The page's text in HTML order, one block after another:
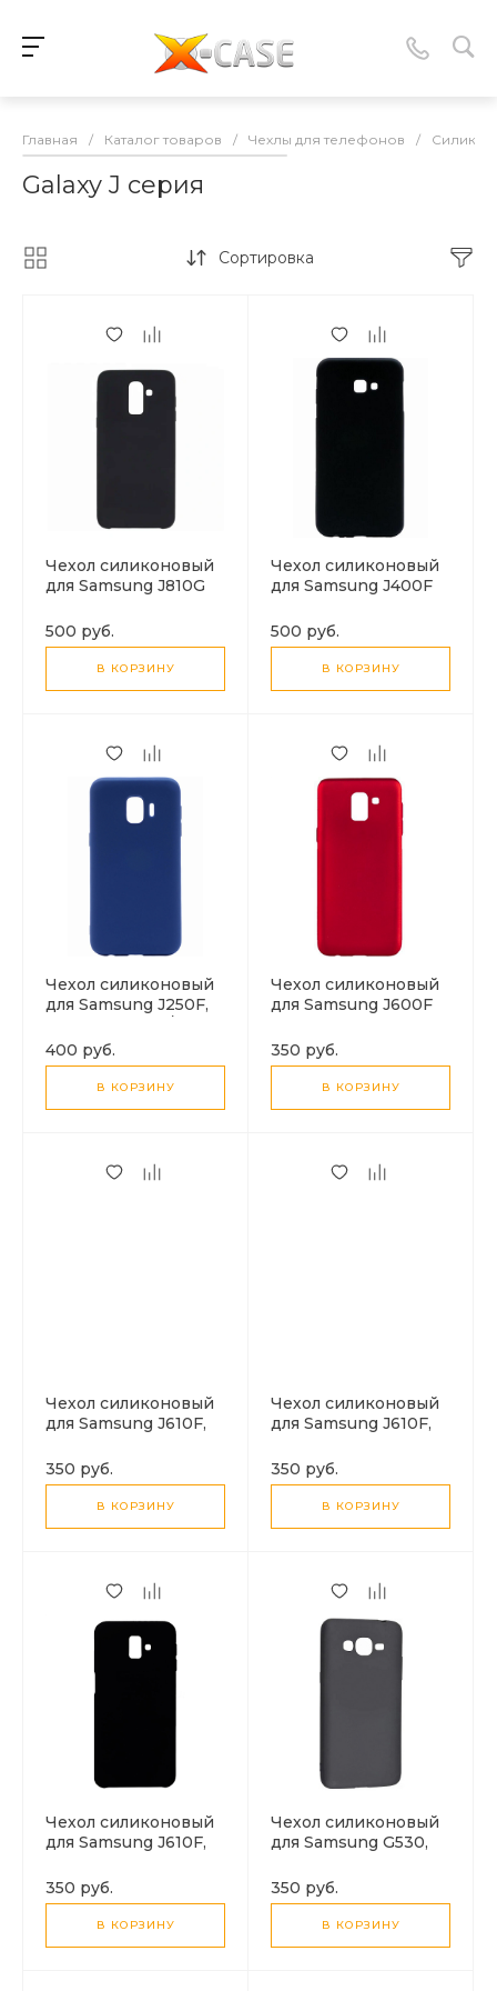
Главная / Каталог товаров / Чехлы для телефонов /
Galaxy J серия
Сортировка
Чехол силиконовый
для Samsung J810G
Silicone case, черный
500 руб.
В КОРЗИНУ
Чехол силиконовый
для Samsung J400F
Silicone case, черный
500 руб.
В КОРЗИНУ
Чехол силиконовый
для Samsung J250F,
PRO(2018), синий
400 руб.
В КОРЗИНУ
Чехол силиконовый
для Samsung J600F
красный
350 руб.
В КОРЗИНУ
Чехол силиконовый
для Samsung J610F,
Triangle Pattern,
черный
350 руб.
В КОРЗИНУ
Чехол силиконовый
для Samsung J610F,
прозрачный
350 руб.
В КОРЗИНУ
Чехол силиконовый
для Samsung J610F,
черный
350 руб.
В КОРЗИНУ
Чехол силиконовый
для Samsung G530,
Prime/J2 Prime,
черный
350 руб.
В КОРЗИНУ